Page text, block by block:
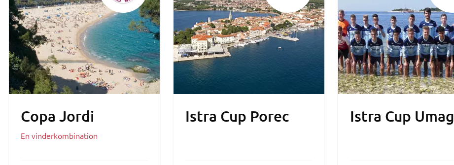
Copa Jordi
En vinderkombination
Istra Cup Porec Istra Cup Umag